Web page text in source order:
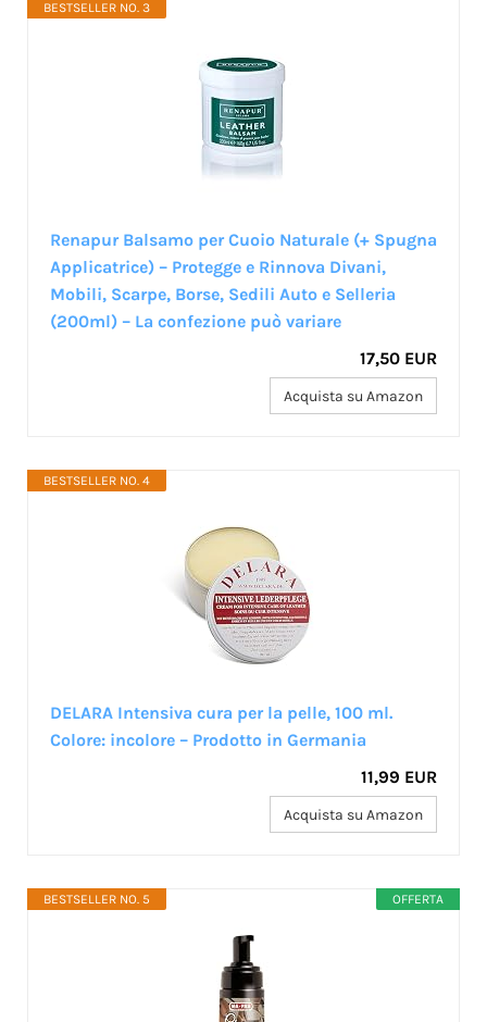
BESTSELLER NO. 3
Renapur Balsamo per Cuoio Naturale (+ Spugna
Applicatrice) – Protegge e Rinnova Divani,
Mobili, Scarpe, Borse, Sedili Auto e Selleria
(200ml) – La confezione può variare
17,50 EUR
Acquista su Amazon
BESTSELLER NO. 4
DELARA Intensiva cura per la pelle, 100 ml.
Colore: incolore – Prodotto in Germania
11,99 EUR
Acquista su Amazon
OFFERTA
BESTSELLER NO. 5